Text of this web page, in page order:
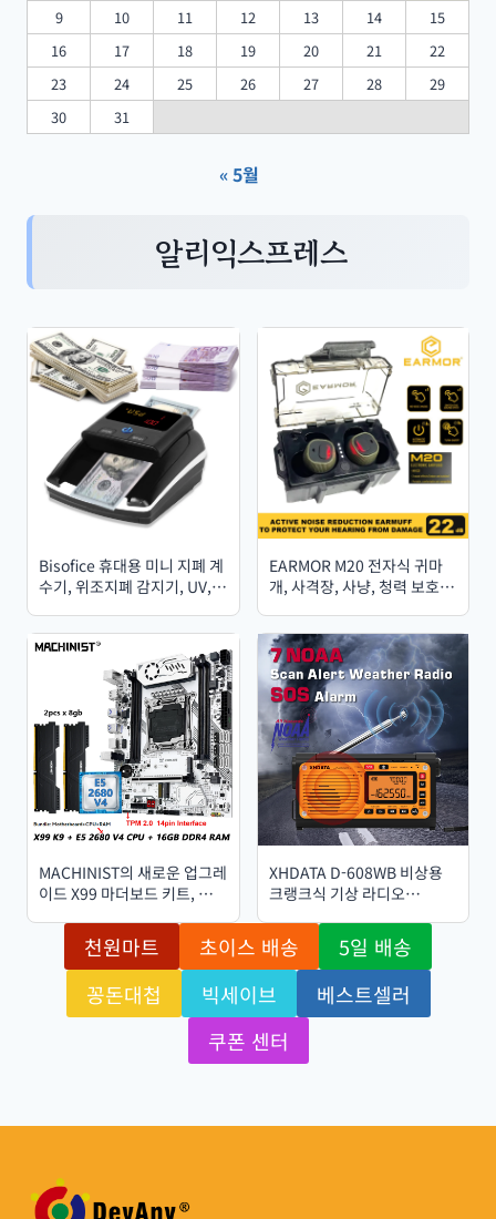
9
10 11 12 13 14
15
16
17 18 19 20 21
22
23
24 25 26 27 28
29
30
31
« 5월
알리익스프레스
Bisofice 휴대용 미니 지폐 계
수기, 위조지폐 감지기, UV,
감지기, 용지 품질 및 크기
EARMOR M20 전자식 귀마
개, 사격장, 사냥, 청력 보호,
MACHINIST의 새로운 업그레
이드 X99 마더보드 키트, 옵션
2680 V4 CPU 및 16GB
DDR4 RAM, NVME M.2 TPM
2.0 인터페이스
XHDATA D-608WB 비상용
크랭크식 기상 라디오
능이 있는 휴대용 라디오 (휴
대폰 충전, 블루투스, 배터리
작동)
천원마트 초이스 배송
5일 배송
꽁돈대첩
빅세이브
베스트셀러
쿠폰 센터